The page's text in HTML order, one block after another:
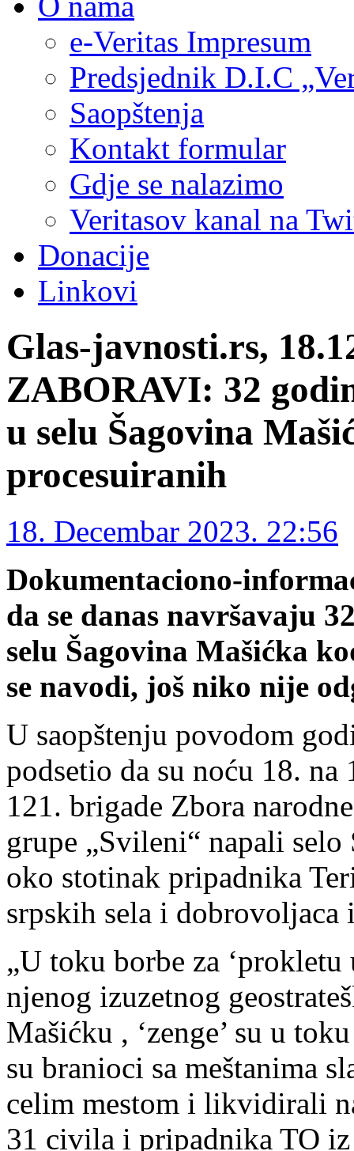
e-Veritas Impresum
Predsjednik D.I.C
Saopštenja
Kontakt formular
Gdje se nalazimo
Veritasov kanal na
Donacije
Linkovi
Glas-javnosti.rs,
ZABORAVI: 32
u selu Šagovina
procesuiranih
18. Decembar 2023. 22:56
Dokumentaciono-
da se danas navršavaju
selu Šagovina Mašićka
se navodi, još niko nije
U saopštenju povodom
podsetio da su noću 18.
121. brigade Zbora
grupe „Svileni“ napali
oko stotinak pripadnika
srpskih sela i dobrovoljaca
„U toku borbe za
njenog izuzetnog
Mašićku , ‘zenge’ su u
su branioci sa meštanima
celim mestom i likvidirali
31 civila i pripadnika TO